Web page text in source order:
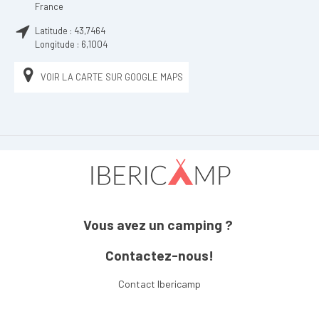
France
Latitude : 43,7464
Longitude : 6,1004
VOIR LA CARTE SUR GOOGLE MAPS
Vous avez un camping ?
Contactez-nous!
Contact Ibericamp